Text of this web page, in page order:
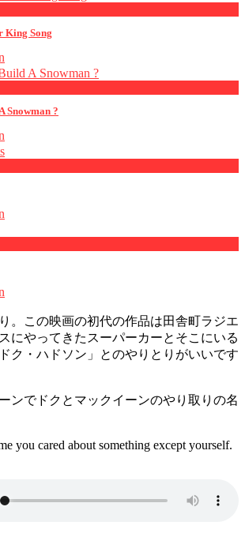
King Song
Snowman ?
。この映画の初代の作品は田舎町ラジエ
にやってきたスーパーカーとそこにいる
ク・ハドソン」とのやりとりがいいです
ンでドクとマックイーンのやり取りの名
you cared about something except yourself.